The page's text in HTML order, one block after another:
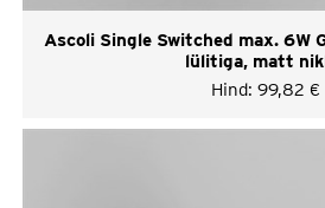
Ascoli Single Switched max. 6W
lülitiga, matt
Hind: 99,82 €